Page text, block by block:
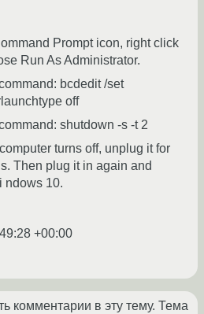
Prompt icon, right click
Run As Administrator.
bcdedit /set
off
shutdown -s -t 2
turns off, unplug it for
Then plug it in again and
ndows 10.
+00:00
комментарии в эту тему. Тема